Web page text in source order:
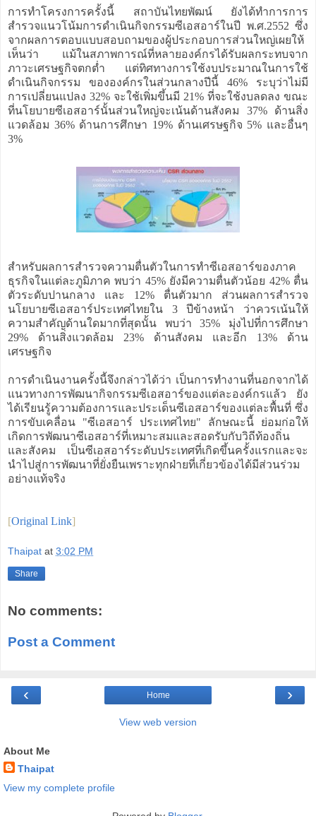
การทำโครงการครั้งนี้ สถาบันไทยพัฒน์ ยังได้ทำการการ
สำรวจแนวโน้มการดำเนินกิจกรรมซีเอสอาร์ในปี พ.ศ.2552 ซึ่ง
จากผลการตอบแบบสอบถามของผู้ประกอบการส่วนใหญ่เผยให้
เห็นว่า แม้ในสภาพการณ์ที่หลายองค์กรได้รับผลกระทบจาก
ภาวะเศรษฐกิจตกต่ำ แต่ทิศทางการใช้งบประมาณในการใช้
ดำเนินกิจกรรม ขององค์กรในส่วนกลางปีนี้ 46% ระบุว่าไม่มี
การเปลี่ยนแปลง 32% จะใช้เพิ่มขึ้นมี 21% ที่จะใช้งบลดลง ขณะ
ที่นโยบายซีเอสอาร์นั้นส่วนใหญ่จะเน้นด้านสังคม 37% ด้านสิ่ง
แวดล้อม 36% ด้านการศึกษา 19% ด้านเศรษฐกิจ 5% และอื่นๆ
3%
สำหรับผลการสำรวจความตื่นตัวในการทำซีเอสอาร์ของภาค
ธุรกิจในแต่ละภูมิภาค พบว่า 45% ยังมีความตื่นตัวน้อย 42% ตื่น
ตัวระดับปานกลาง และ 12% ตื่นตัวมาก ส่วนผลการสำรวจ
นโยบายซีเอสอาร์ประเทศไทยใน 3 ปีข้างหน้า ว่าควรเน้นให้
ความสำคัญด้านใดมากที่สุดนั้น พบว่า 35% มุ่งไปที่การศึกษา
29% ด้านสิ่งแวดล้อม 23% ด้านสังคม และอีก 13% ด้าน
เศรษฐกิจ
การดำเนินงานครั้งนี้จึงกล่าวได้ว่า เป็นการทำงานที่นอกจากได้
แนวทางการพัฒนากิจกรรมซีเอสอาร์ของแต่ละองค์กรแล้ว ยัง
ได้เรียนรู้ความต้องการและประเด็นซีเอสอาร์ของแต่ละพื้นที่ ซึ่ง
การขับเคลื่อน "ซีเอสอาร์ ประเทศไทย" ลักษณะนี้ ย่อมก่อให้
เกิดการพัฒนาซีเอสอาร์ที่เหมาะสมและสอดรับกับวิถีท้องถิ่น
และสังคม เป็นซีเอสอาร์ระดับประเทศที่เกิดขึ้นครั้งแรกและจะ
นำไปสู่การพัฒนาที่ยั่งยืนเพราะทุกฝ่ายที่เกี่ยวข้องได้มีส่วนร่วม
อย่างแท้จริง
[Original Link]
Thaipat at 3:02 PM
Share
No comments:
Post a Comment
‹ ›
Home
View web version
About Me
Thaipat
View my complete profile